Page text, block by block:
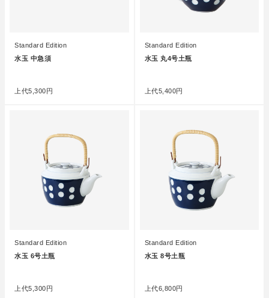
Standard Edition
水玉 中急須
上代5,300円
Standard Edition
水玉 丸4号土瓶
上代5,400円
Standard Edition
水玉 6号土瓶
上代5,300円
Standard Edition
水玉 8号土瓶
上代6,800円